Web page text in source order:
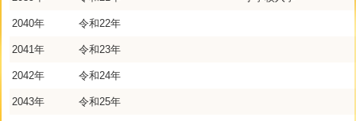
2040年 令和22年
2041年 令和23年
2042年 令和24年
2043年 令和25年